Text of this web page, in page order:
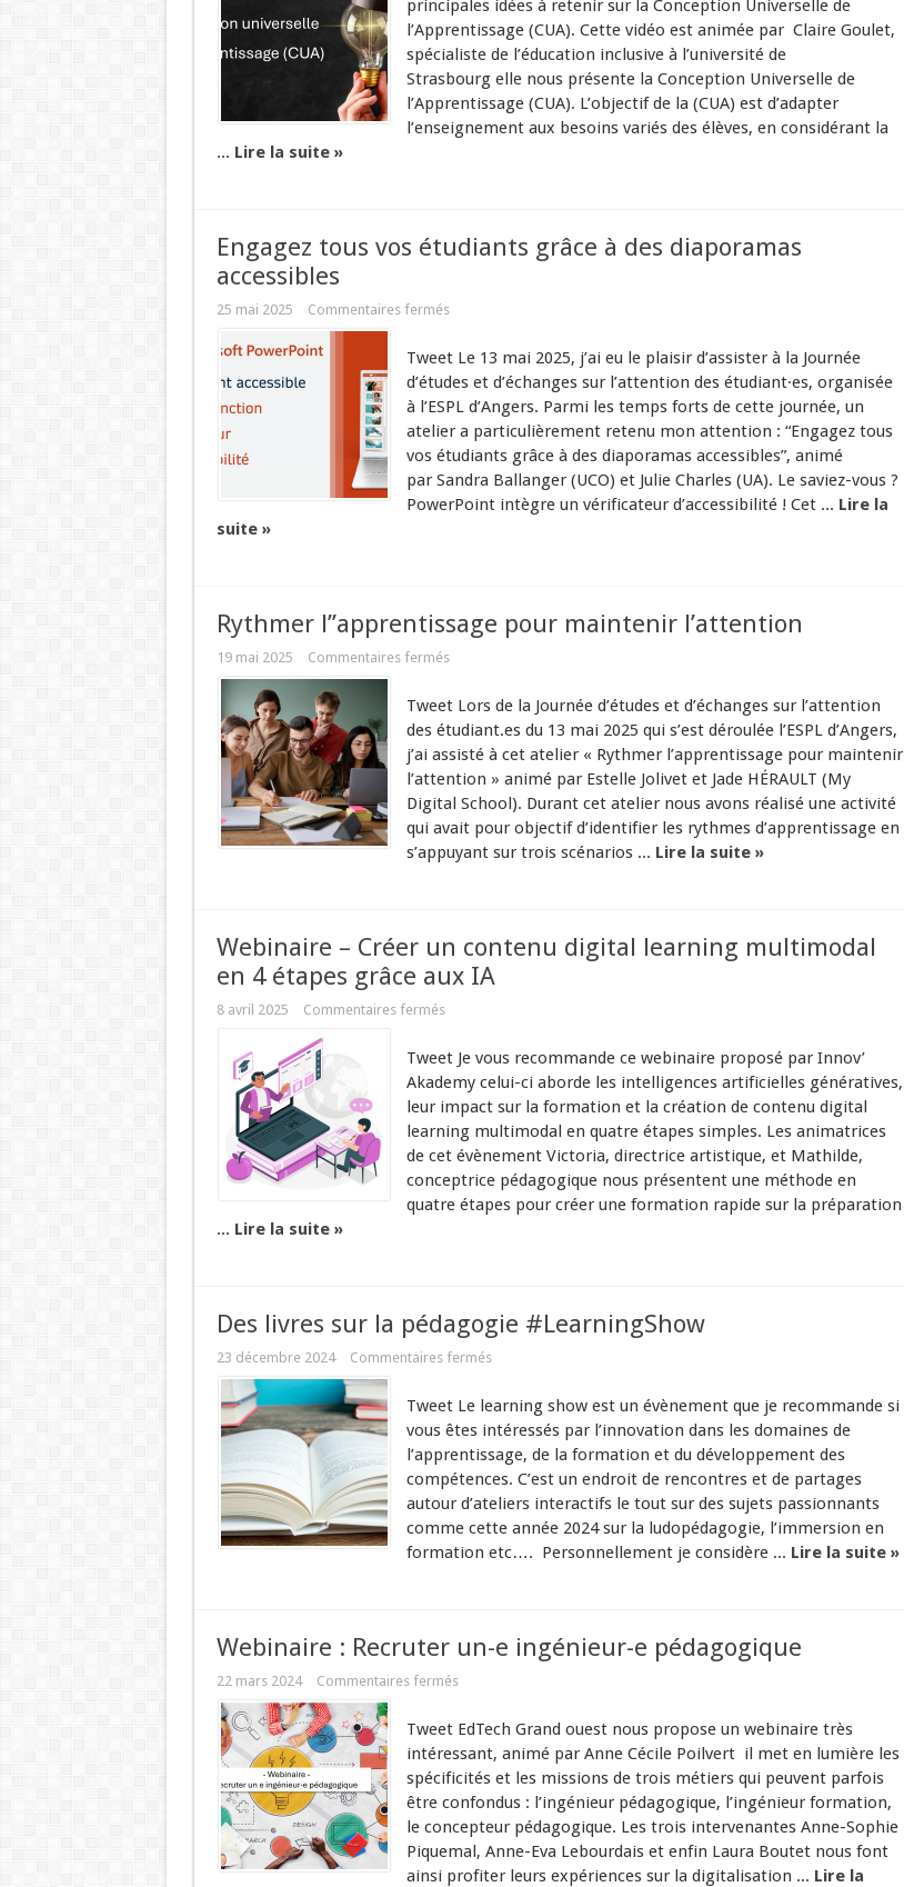
principales idées à retenir sur la Conception Universelle de
l’Apprentissage (CUA). Cette vidéo est animée par Claire Goulet,
spécialiste de l’éducation inclusive à l’université de
Strasbourg elle nous présente la Conception Universelle de
l’Apprentissage (CUA). L’objectif de la (CUA) est d’adapter
l’enseignement aux besoins variés des élèves, en considérant la
... Lire la suite »
Engagez tous vos étudiants grâce à des diaporamas
accessibles
25 mai 2025 Commentaires fermés
Tweet Le 13 mai 2025, j’ai eu le plaisir d’assister à la Journée
d’études et d’échanges sur l’attention des étudiant·es, organisée
à l’ESPL d’Angers. Parmi les temps forts de cette journée, un
atelier a particulièrement retenu mon attention : “Engagez tous
vos étudiants grâce à des diaporamas accessibles”, animé
par Sandra Ballanger (UCO) et Julie Charles (UA). Le saviez-vous ?
PowerPoint intègre un vérificateur d’accessibilité ! Cet ... Lire la
suite »
Rythmer l’’apprentissage pour maintenir l’attention
19 mai 2025 Commentaires fermés
Tweet Lors de la Journée d’études et d’échanges sur l’attention
des étudiant.es du 13 mai 2025 qui s’est déroulée l’ESPL d’Angers,
j’ai assisté à cet atelier « Rythmer l’apprentissage pour maintenir
l’attention » animé par Estelle Jolivet et Jade HÉRAULT (My
Digital School). Durant cet atelier nous avons réalisé une activité
qui avait pour objectif d’identifier les rythmes d’apprentissage en
s’appuyant sur trois scénarios ... Lire la suite »
Webinaire – Créer un contenu digital learning multimodal
en 4 étapes grâce aux IA
8 avril 2025 Commentaires fermés
Tweet Je vous recommande ce webinaire proposé par Innov’
Akademy celui-ci aborde les intelligences artificielles génératives,
leur impact sur la formation et la création de contenu digital
learning multimodal en quatre étapes simples. Les animatrices
de cet évènement Victoria, directrice artistique, et Mathilde,
conceptrice pédagogique nous présentent une méthode en
quatre étapes pour créer une formation rapide sur la préparation
... Lire la suite »
Des livres sur la pédagogie #LearningShow
23 décembre 2024 Commentaires fermés
Tweet Le learning show est un évènement que je recommande si
vous êtes intéressés par l’innovation dans les domaines de
l’apprentissage, de la formation et du développement des
compétences. C’est un endroit de rencontres et de partages
autour d’ateliers interactifs le tout sur des sujets passionnants
comme cette année 2024 sur la ludopédagogie, l’immersion en
formation etc…. Personnellement je considère ... Lire la suite »
Webinaire : Recruter un-e ingénieur-e pédagogique
22 mars 2024 Commentaires fermés
Tweet EdTech Grand ouest nous propose un webinaire très
intéressant, animé par Anne Cécile Poilvert il met en lumière les
spécificités et les missions de trois métiers qui peuvent parfois
être confondus : l’ingénieur pédagogique, l’ingénieur formation,
le concepteur pédagogique. Les trois intervenantes Anne-Sophie
Piquemal, Anne-Eva Lebourdais et enfin Laura Boutet nous font
ainsi profiter leurs expériences sur la digitalisation ... Lire la